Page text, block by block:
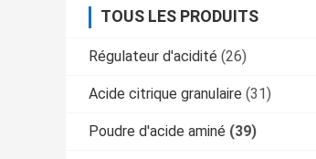
TOUS LES PRODUITS
Régulateur d'acidité (26)
Acide citrique granulaire (31)
Poudre d'acide aminé (39)